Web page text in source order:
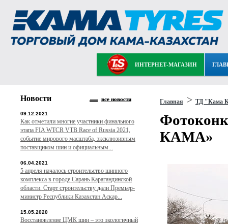
ИНТЕРНЕТ-МАГАЗИН
Главная > ТД "Кама
КАМА»
Новости все новости
09.12.2021
Как отметили многие участники финального
этапа FIA WTCR VTB Race of Russia 2021,
событие мирового масштаба, эксклюзивным
поставщиком шин и официальным...
06.04.2021
5 апреля началось строительство шинного
комплекса в городе Сарань Карагандинской
области. Старт строительству дали Премьер-
министр Республики Казахстан Аскар...
15.05.2020
Восстановление ЦМК шин – это экологичный